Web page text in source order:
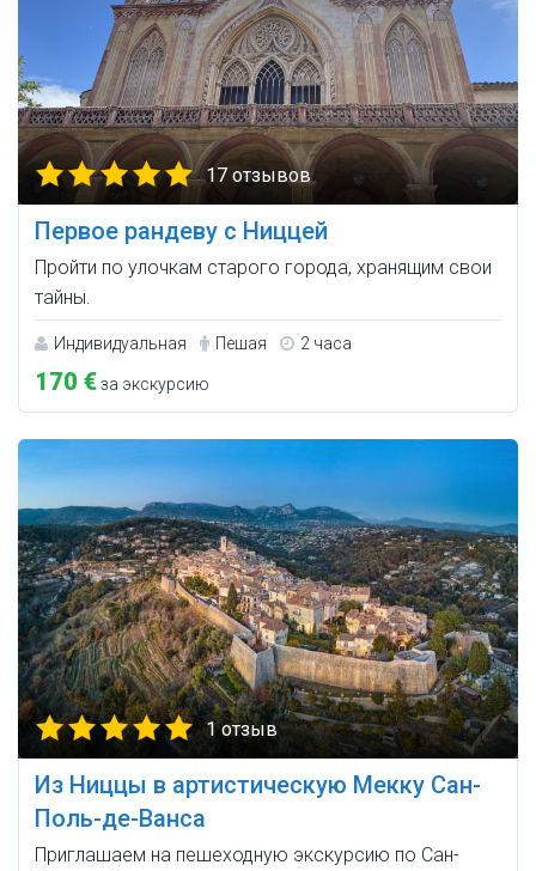
17 отзывов
Первое рандеву с Ниццей
Пройти по улочкам старого города, хранящим свои
тайны.
Индивидуальная Пешая 2 часа
170 €за экскурсию
1 отзыв
Из Ниццы в артистическую Мекку Сан-
Поль-де-Ванса
Приглашаем на пешеходную экскурсию по Сан-